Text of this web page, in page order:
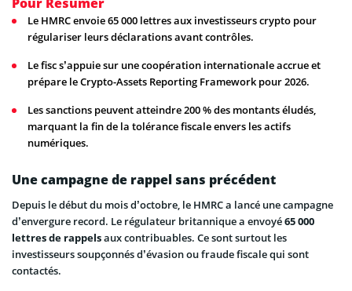
Le HMRC envoie 65 000 lettres aux investisseurs crypto pour
régulariser leurs déclarations avant contrôles.
Le fisc s’appuie sur une coopération internationale accrue et
prépare le Crypto-Assets Reporting Framework pour 2026.
Les sanctions peuvent atteindre 200 % des montants éludés,
marquant la fin de la tolérance fiscale envers les actifs
numériques.
Une campagne de rappel sans précédent
Depuis le début du mois d’octobre, le HMRC a lancé une campagne
d’envergure record. Le régulateur britannique a envoyé65 000
lettres de rappelsaux contribuables. Ce sont surtout les
investisseurs soupçonnés d’évasion ou fraude fiscale qui sont
contactés.